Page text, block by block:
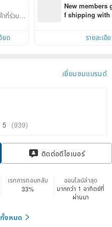
ที่ร่วมรา
ยด
New members
f shipping
within 7 days!
รายละเอี
เยี่ยมชมแบรนด์
5 (939)
ติดต่อดีไซเนอร์
เรทการตอบกลับ
33%
ออนไลน์ล่าสุด
มากกว่า 1 อาทิตย์ที่
ผ่านมา
งหมด